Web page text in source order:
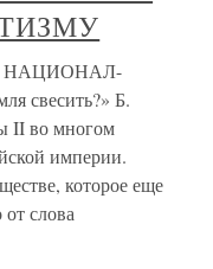
НАЦИОНАЛ-
свесить?» Б.
II во многом
империи.
которое еще
слова